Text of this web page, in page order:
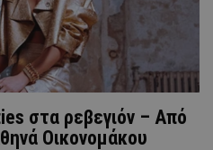
στα ρεβεγιόν – Από
Οικονομάκου